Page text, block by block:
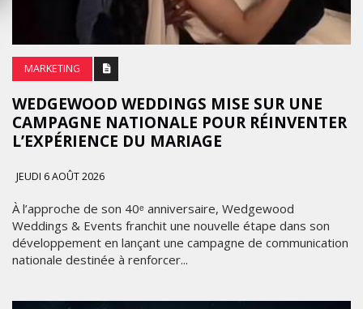
MARKETING
WEDGEWOOD WEDDINGS MISE SUR UNE
CAMPAGNE NATIONALE POUR RÉINVENTER
L’EXPÉRIENCE DU MARIAGE
JEUDI 6 AOÛT 2026
À l’approche de son 40ᵉ anniversaire, Wedgewood
Weddings & Events franchit une nouvelle étape dans son
développement en lançant une campagne de communication
nationale destinée à renforcer...